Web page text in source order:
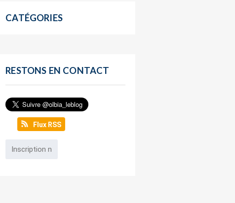
CATÉGORIES
RESTONS EN CONTACT
Flux RSS